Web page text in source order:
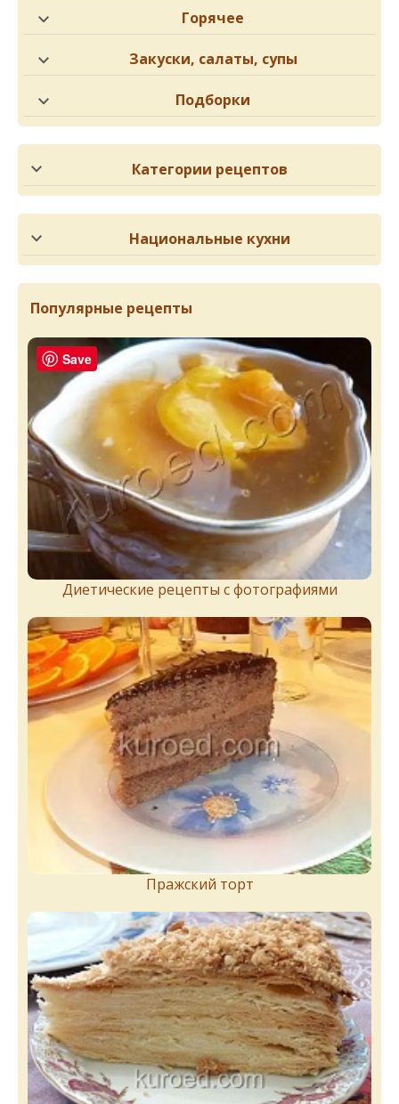
Горячее
Закуски, салаты, супы
Подборки
Категории рецептов
Национальные кухни
Популярные рецепты
Диетические рецепты с фотографиями
Пражский торт
Save